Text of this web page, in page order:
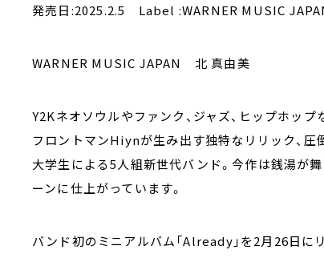
発売日:2025.2.5 Label :WARNER MUSIC
WARNER MUSIC JAPAN 北 真由美
Y2Kネオソウルやファンク、ジャズ、ヒップホッ
フロントマンHiynが生み出す独特なリリック、
大学生による5人組新世代バンド。今作は銭湯が
ーンに仕上がっています。
バンド初のミニアルバム「Already」を2月26日に